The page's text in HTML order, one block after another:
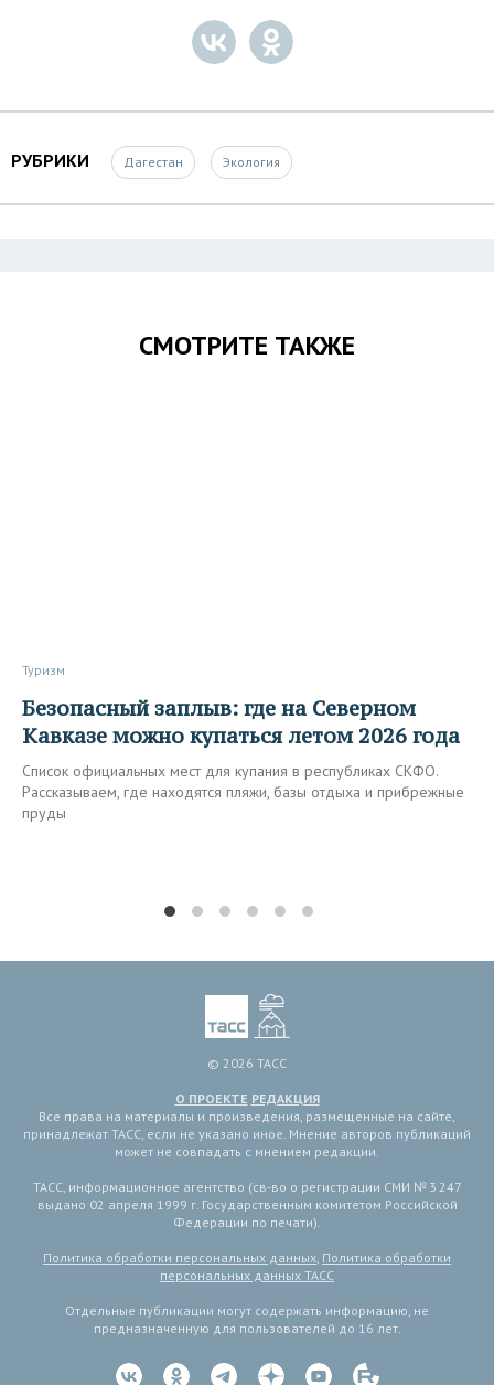
РУБРИКИ Дагестан Экология
СМОТРИТЕ ТАКЖЕ
Туризм
Безопасный заплыв: где на Северном
Кавказе можно купаться летом 2026 года
Список официальных мест для купания в республиках СКФО.
Рассказываем, где находятся пляжи, базы отдыха и прибрежные
пруды
© 2026 ТАСС
О ПРОЕКТЕ РЕДАКЦИЯ
Все права на материалы и произведения, размещенные на сайте,
принадлежат ТАСС, если не указано иное. Мнение авторов публикаций
может не совпадать с мнением редакции.
ТАСС, информационное агентство (св-во о регистрации СМИ № 3 247
выдано 02 апреля 1999 г. Государственным комитетом Российской
Федерации по печати).
Политика обработки персональных данных Политика обработки
персональных данных ТАСС
Отдельные публикации могут содержать информацию, не
предназначенную для пользователей до 16 лет.